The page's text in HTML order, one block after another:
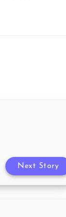
Next Story